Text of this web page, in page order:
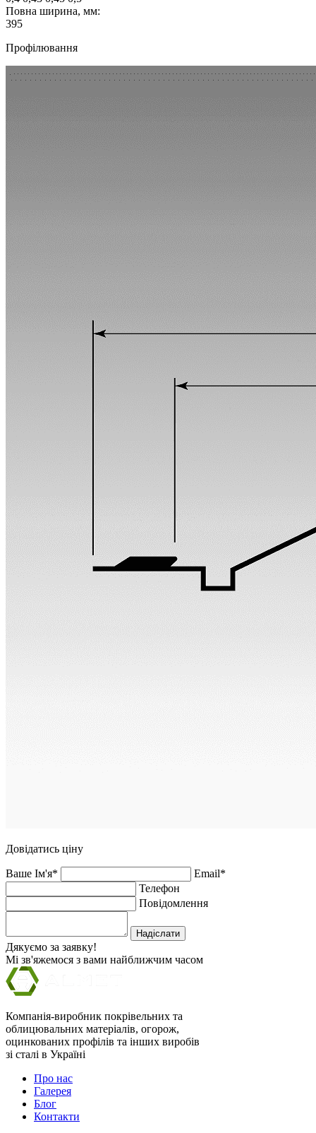
Повна ширина, мм:
395
Профілювання
Довідатись ціну
Ваше Ім'я*
Email*
Телефон
Повідомлення
Надіслати
Дякуємо за заявку!
Мі зв'яжемося з вами найближчим часом
Компанія-виробник покрівельних та
облицювальних матеріалів, огорож,
оцинкованих профілів та інших виробів
зі сталі в Україні
Про нас
Галерея
Блог
Контакти